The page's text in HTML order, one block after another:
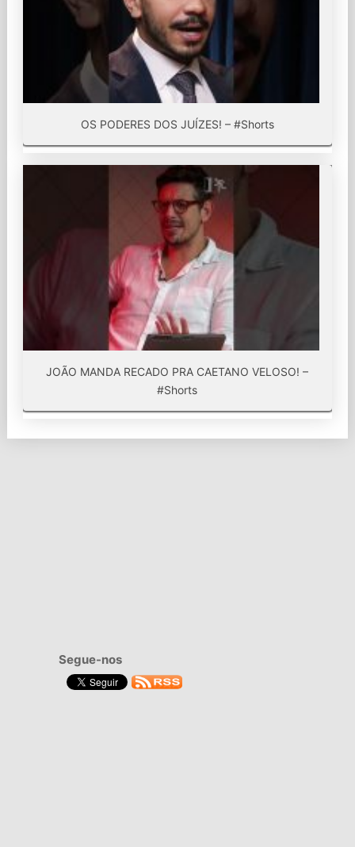
OS PODERES DOS JUÍZES! – #Shorts
JOÃO MANDA RECADO PRA CAETANO VELOSO! –
#Shorts
Segue-nos